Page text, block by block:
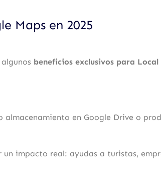
Maps en 2025
beneficios exclusivos para Local
en Google Drive o
impacto real: ayudas a turistas,